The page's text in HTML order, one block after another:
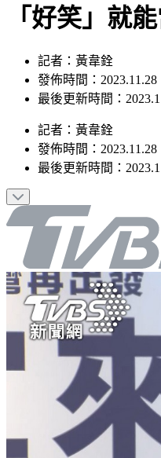
「好笑」就
記者：黃韋銓
發佈時間：2023.11.28
最後更新時間：
記者 ： 黃韋銓
發佈時間： 2023.11.28
最後更新時間：